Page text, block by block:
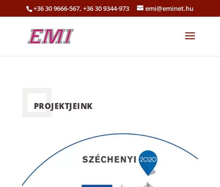
+36 30 9666-567, +36 30 9344-973 emi@eminet.hu
PROJEKTJEINK